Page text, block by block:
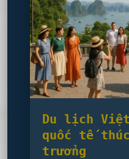
Du lịch Việt
quốc tế
trưởng